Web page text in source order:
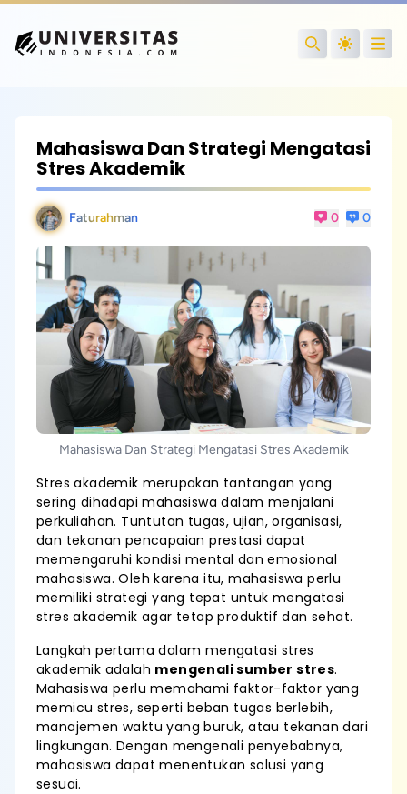
Search
Mahasiswa Dan Strategi Mengatasi
Stres Akademik
Faturahman 0 0
Mahasiswa Dan Strategi Mengatasi Stres Akademik
Stres akademik merupakan tantangan yang
sering dihadapi mahasiswa dalam menjalani
perkuliahan. Tuntutan tugas, ujian, organisasi,
dan tekanan pencapaian prestasi dapat
memengaruhi kondisi mental dan emosional
mahasiswa. Oleh karena itu, mahasiswa perlu
memiliki strategi yang tepat untuk mengatasi
stres akademik agar tetap produktif dan sehat.
Langkah pertama dalam mengatasi stres
akademik adalah mengenali sumber stres.
Mahasiswa perlu memahami faktor-faktor yang
memicu stres, seperti beban tugas berlebih,
manajemen waktu yang buruk, atau tekanan dari
lingkungan. Dengan mengenali penyebabnya,
mahasiswa dapat menentukan solusi yang
sesuai.